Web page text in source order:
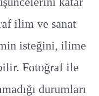
ilim ve sanat
isteğini, ilime
Fotoğraf ile
durumları